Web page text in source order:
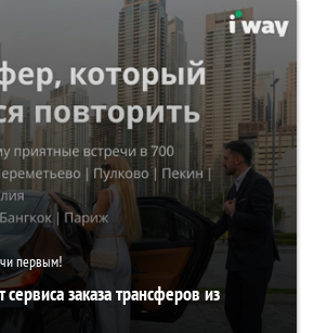
первым!
заказа трансферов из